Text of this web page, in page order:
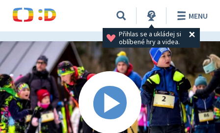
Přihlas se a ukládej si
oblíbené hry a videa.
MENU